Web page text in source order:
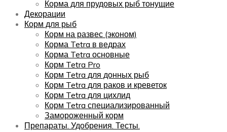
Корма для прудовых рыб тонущие
Декорации
Корм для рыб
Корм на развес (эконом)
Корма Tetra в ведрах
Корма Tetra основные
Корм Tetra Pro
Корм Tetra для донных рыб
Корм Tetra для раков и креветок
Корм Tetra для цихлид
Корм Tetra специализированный
Замороженный корм
Препараты. Удобрения. Тесты.